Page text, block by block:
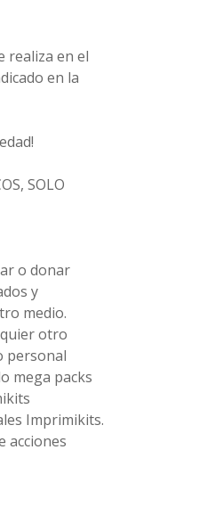
realiza en el
en la
SOLO
o donar
y
medio.
otro
personal
mega packs
Imprimikits.
acciones